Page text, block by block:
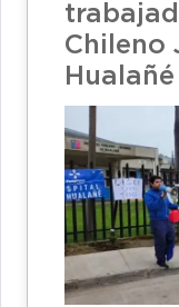
Chileno
Hualañé